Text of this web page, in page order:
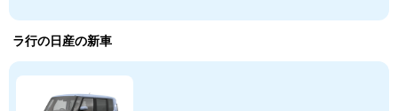
ラ行の日産の新車